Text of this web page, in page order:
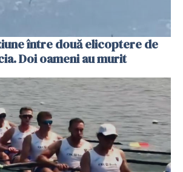
între două elicoptere de
Doi oameni au murit